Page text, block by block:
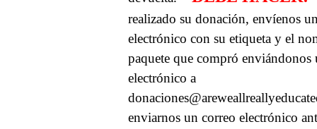
realizado su donación, envíenos
electrónico con su etiqueta y el
paquete que compró enviándonos
electrónico a
enviarnos un correo electrónico